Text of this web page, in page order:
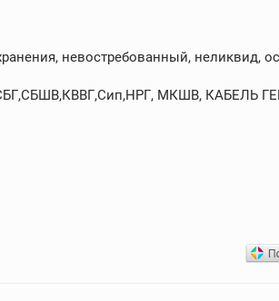
невостребованный, неликвид,
МКШВ, КАБЕЛЬ